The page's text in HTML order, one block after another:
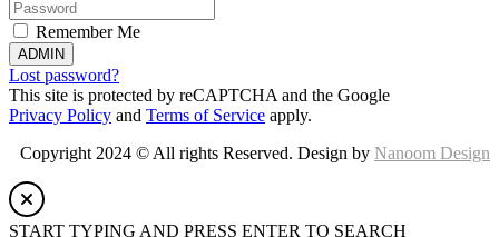
Remember Me
ADMIN
Lost password?
This site is protected by reCAPTCHA and the Google
Privacy Policy and Terms of Service apply.
Copyright 2024 © All rights Reserved. Design by Nanoom Design
START TYPING AND PRESS ENTER TO SEARCH